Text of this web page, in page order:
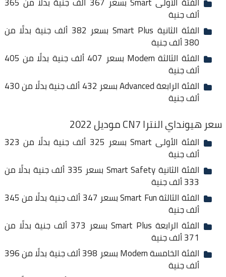
ألف جنية
الفئة الثانية Smart Plus بسعر 382 ألف جنية بدلًا من
380 ألف جنية
الفئة الثالثة Modern بسعر 407 ألف جنية بدلًا من 405
ألف جنية
الفئة الرابعة Advanced بسعر 432 ألف جنية بدلًا من 430
ألف جنية
سعر هيونداي النترا CN7 موديل 2022
الفئة الأولى Smart بسعر 325 ألف جنية بدلًا من 323
ألف جنية
الفئة الثانية Smart Safety بسعر 335 ألف جنية بدلًا من
333 ألف جنية
الفئة الثالثة Smart Fun بسعر 347 ألف جنية بدلًا من 345
ألف جنية
الفئة الرابعة Smart Plus بسعر 373 ألف جنية بدلًا من
371 ألف جنية
الفئة الخامسة Modern بسعر 398 ألف جنية بدلًا من 396
ألف جنية